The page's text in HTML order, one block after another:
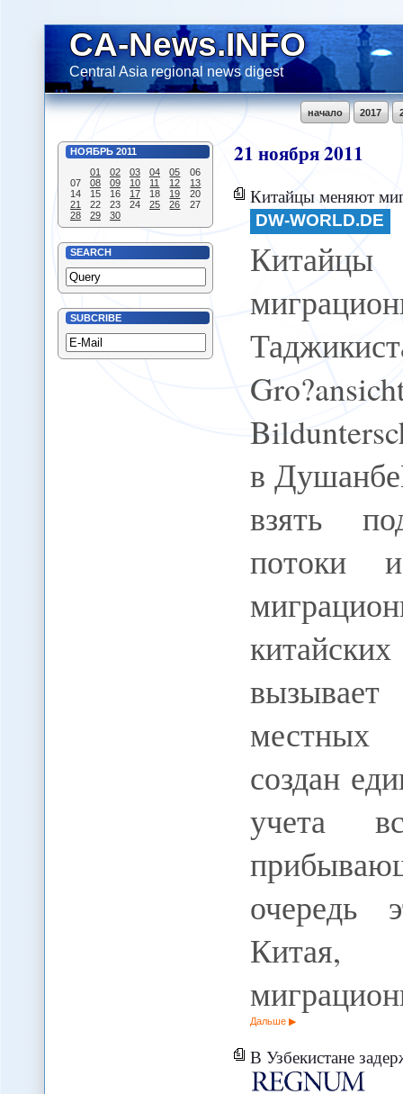
CA-News.INFO
Central Asia regional news digest
2017
начало
НОЯБРЬ 2011
01
02 03 04 05
06
07
08 09 10 11 12
13
14
15 16 17 18 19
20
21
22 23 24 25 26
27
28
29 30
SEARCH
SUBCRIBE
21ноября2011
Китайцы меняют миграционную
DW-WORLD.DE
в
взять
потоки
местных
создан
учета
очередь
Дальше
В Узбекистане